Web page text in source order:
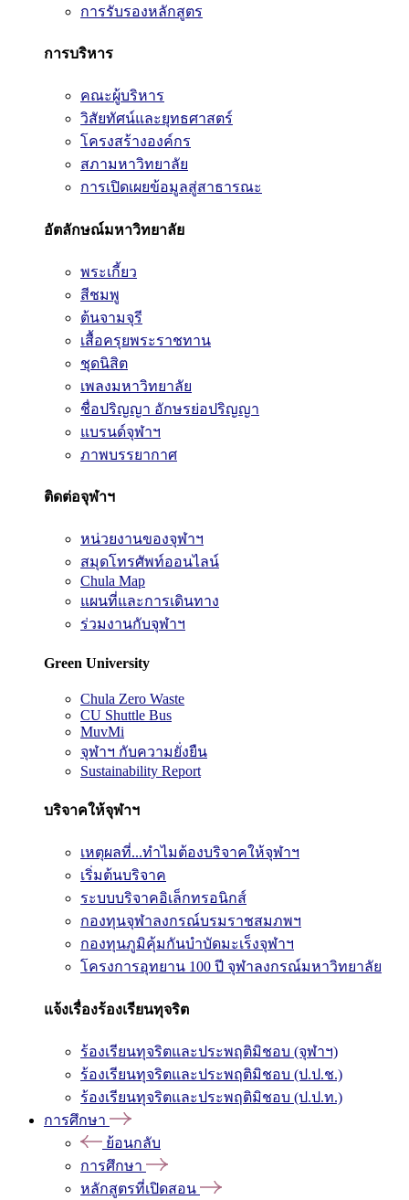
การรับรองหลักสูตร
การบริหาร
คณะผู้บริหาร
วิสัยทัศน์และยุทธศาสตร์
โครงสร้างองค์กร
สภามหาวิทยาลัย
การเปิดเผยข้อมูลสู่สาธารณะ
อัตลักษณ์มหาวิทยาลัย
พระเกี้ยว
สีชมพู
ต้นจามจุรี
เสื้อครุยพระราชทาน
ชุดนิสิต
เพลงมหาวิทยาลัย
ชื่อปริญญา อักษรย่อปริญญา
แบรนด์จุฬาฯ
ภาพบรรยากาศ
ติดต่อจุฬาฯ
หน่วยงานของจุฬาฯ
สมุดโทรศัพท์ออนไลน์
Chula Map
แผนที่และการเดินทาง
ร่วมงานกับจุฬาฯ
Green University
Chula Zero Waste
CU Shuttle Bus
MuvMi
จุฬาฯ กับความยั่งยืน
Sustainability Report
บริจาคให้จุฬาฯ
เหตุผลที่...ทำไมต้องบริจาคให้จุฬาฯ
เริ่มต้นบริจาค
ระบบบริจาคอิเล็กทรอนิกส์
กองทุนจุฬาลงกรณ์บรมราชสมภพฯ
กองทุนภูมิคุ้มกันบำบัดมะเร็งจุฬาฯ
โครงการอุทยาน 100 ปี จุฬาลงกรณ์มหาวิทยาลัย
แจ้งเรื่องร้องเรียนทุจริต
ร้องเรียนทุจริตและประพฤติมิชอบ (จุฬาฯ)
ร้องเรียนทุจริตและประพฤติมิชอบ (ป.ป.ช.)
ร้องเรียนทุจริตและประพฤติมิชอบ (ป.ป.ท.)
การศึกษา
ย้อนกลับ
การศึกษา
หลักสูตรที่เปิดสอน